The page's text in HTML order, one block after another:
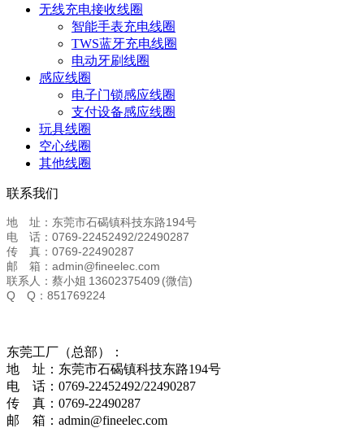
无线充电接收线圈
智能手表充电线圈
TWS蓝牙充电线圈
电动牙刷线圈
感应线圈
电子门锁感应线圈
支付设备感应线圈
玩具线圈
空心线圈
其他线圈
联系我们
地 址：东莞市石碣镇科技东路194号
电 话：0769-22452492/22490287
传 真：0769-22490287
邮 箱：admin@fineelec.com
联系人：蔡小姐 13602375409 (微信)
Q Q：851769224
东莞工厂（总部）：
地 址：东莞市石碣镇科技东路194号
电 话：0769-22452492/22490287
传 真：0769-22490287
邮 箱：admin@fineelec.com